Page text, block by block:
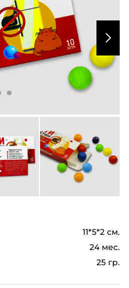
11*5*2 см.
24 мес.
25 гр.